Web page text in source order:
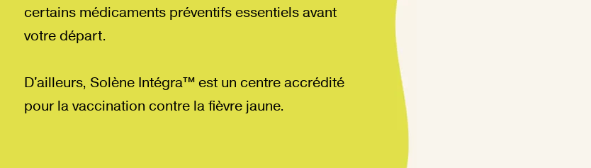
certains médicaments préventifs essentiels avant
votre départ.
D'ailleurs, Solène Intégra™ est un centre accrédité
pour la vaccination contre la fièvre jaune.